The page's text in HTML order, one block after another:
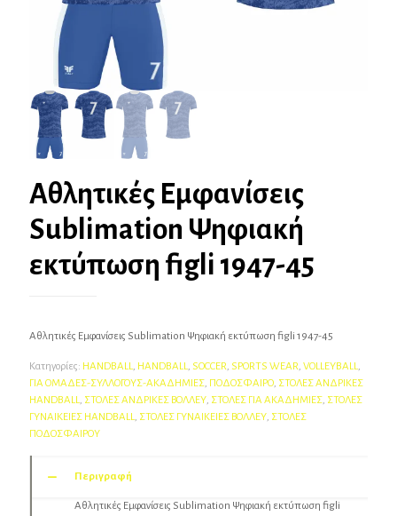
Αθλητικές Εμφανίσεις
Sublimation Ψηφιακή
εκτύπωση figli 1947-45
Αθλητικές Εμφανίσεις Sublimation Ψηφιακή εκτύπωση figli 1947-45
Κατηγορίες: HANDBALL, HANDBALL, SOCCER, SPORTS WEAR, VOLLEYBALL,
ΓΙΑ ΟΜΑΔΕΣ-ΣΥΛΛΟΓΟΥΣ-AΚΑΔΗΜΙΕΣ, ΠΟΔΟΣΦΑΙΡΟ, ΣΤΟΛΕΣ ΑΝΔΡΙΚΕΣ
HANDBALL, ΣΤΟΛΕΣ ΑΝΔΡΙΚΕΣ ΒΟΛΛΕΥ, ΣΤΟΛΕΣ ΓΙΑ ΑΚΑΔΗΜΙΕΣ, ΣΤΟΛΕΣ
ΓΥΝΑΙΚΕΙΕΣ HANDBALL, ΣΤΟΛΕΣ ΓΥΝΑΙΚΕΙΕΣ ΒΟΛΛΕΥ, ΣΤΟΛΕΣ
ΠΟΔΟΣΦΑΙΡΟΥ
Περιγραφή
Αθλητικές Εμφανίσεις Sublimation Ψηφιακή εκτύπωση figli